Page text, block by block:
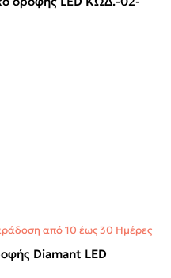
από 10 έως 30 Ημέρες
Diamant LED